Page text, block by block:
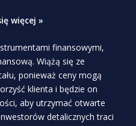
więcej »
finansowymi,
Wiążą się ze
ponieważ ceny mogą
klienta i będzie on
aby utrzymać otwarte
detalicznych traci